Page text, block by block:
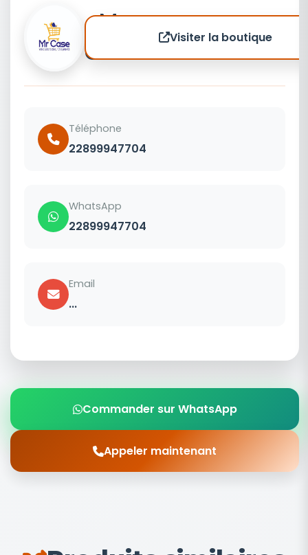
Mr
CASE
Visiter la boutique
Téléphone
22899947704
WhatsApp
22899947704
Email
...
Commander sur WhatsApp
Appeler maintenant